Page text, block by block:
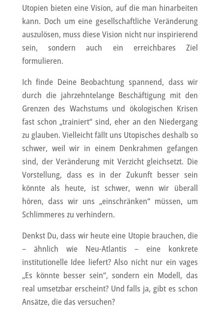
Utopien bieten eine Vision, auf die man hinarbeiten
kann. Doch um eine gesellschaftliche Veränderung
auszulösen, muss diese Vision nicht nur inspirierend
sein, sondern auch ein erreichbares Ziel
formulieren.
Ich finde Deine Beobachtung spannend, dass wir
durch die jahrzehntelange Beschäftigung mit den
Grenzen des Wachstums und ökologischen Krisen
fast schon „trainiert“ sind, eher an den Niedergang
zu glauben. Vielleicht fällt uns Utopisches deshalb so
schwer, weil wir in einem Denkrahmen gefangen
sind, der Veränderung mit Verzicht gleichsetzt. Die
Vorstellung, dass es in der Zukunft besser sein
könnte als heute, ist schwer, wenn wir überall
hören, dass wir uns „einschränken“ müssen, um
Schlimmeres zu verhindern.
Denkst Du, dass wir heute eine Utopie brauchen, die
– ähnlich wie Neu-Atlantis – eine konkrete
institutionelle Idee liefert? Also nicht nur ein vages
„Es könnte besser sein“, sondern ein Modell, das
real umsetzbar erscheint? Und falls ja, gibt es schon
Ansätze, die das versuchen?